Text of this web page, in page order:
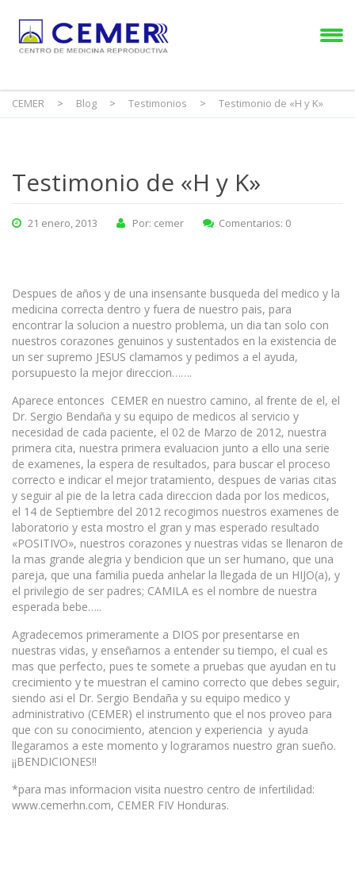
CEMER > Blog > Testimonios > Testimonio de «H y K»
Testimonio de «H y K»
21 enero, 2013 Por: cemer Comentarios: 0
Despues de años y de una insensante busqueda del medico y la
medicina correcta dentro y fuera de nuestro pais, para
encontrar la solucion a nuestro problema, un dia tan solo con
nuestros corazones genuinos y sustentados en la existencia de
un ser supremo JESUS clamamos y pedimos a el ayuda,
porsupuesto la mejor direccion…….
Aparece entonces CEMER en nuestro camino, al frente de el, el
Dr. Sergio Bendaña y su equipo de medicos al servicio y
necesidad de cada paciente, el 02 de Marzo de 2012, nuestra
primera cita, nuestra primera evaluacion junto a ello una serie
de examenes, la espera de resultados, para buscar el proceso
correcto e indicar el mejor tratamiento, despues de varias citas
y seguir al pie de la letra cada direccion dada por los medicos,
el 14 de Septiembre del 2012 recogimos nuestros examenes de
laboratorio y esta mostro el gran y mas esperado resultado
«POSITIVO», nuestros corazones y nuestras vidas se llenaron de
la mas grande alegria y bendicion que un ser humano, que una
pareja, que una familia pueda anhelar la llegada de un HIJO(a), y
el privilegio de ser padres; CAMILA es el nombre de nuestra
esperada bebe…..
Agradecemos primeramente a DIOS por presentarse en
nuestras vidas, y enseñarnos a entender su tiempo, el cual es
mas que perfecto, pues te somete a pruebas que ayudan en tu
crecimiento y te muestran el camino correcto que debes seguir,
siendo asi el Dr. Sergio Bendaña y su equipo medico y
administrativo (CEMER) el instrumento que el nos proveo para
que con su conocimiento, atencion y experiencia y ayuda
llegaramos a este momento y lograramos nuestro gran sueño.
¡¡BENDICIONES!!
*para mas informacion visita nuestro centro de infertilidad:
www.cemerhn.com, CEMER FIV Honduras.